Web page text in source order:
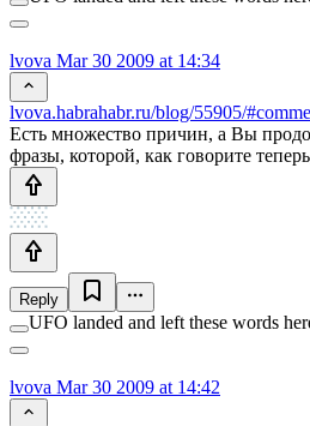
lvova Mar 30 2009 at 14:34
lvova.habrahabr.ru/blog/55905/
Есть множество причин, а Вы
фразы, которой, как говорите
Reply
UFO landed and left these words
lvova Mar 30 2009 at 14:42